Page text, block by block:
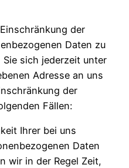
der
Daten zu
sich jederzeit unter
Adresse an uns
der
Fällen:
Ihrer bei uns
Daten
wir in der Regel Zeit,